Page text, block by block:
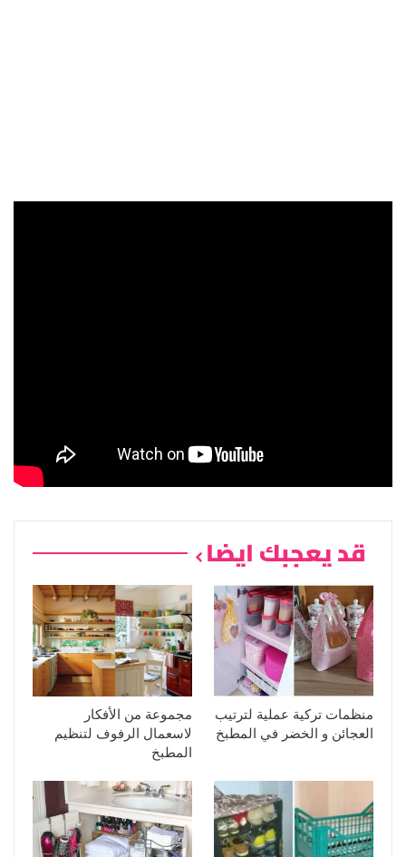
قد يعجبك ايضا
منظمات تركية عملية لترتيب
العجائن و الخضر في المطبخ
مجموعة من الأفكار
لاسعمال الرفوف لتنظيم
المطبخ